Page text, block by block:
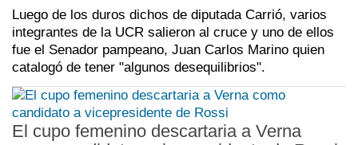
Luego de los duros dichos de diputada Carrió, varios
integrantes de la UCR salieron al cruce y uno de ellos
fue el Senador pampeano, Juan Carlos Marino quien
catalogó de tener "algunos desequilibrios".
El cupo femenino descartaria a Verna